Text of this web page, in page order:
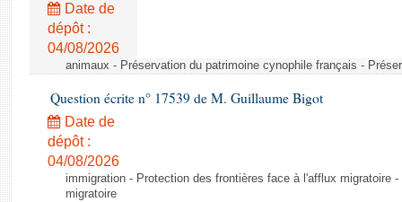
Date de
dépôt :
04/08/2026
animaux - Préservation du patrimoine cynophile français -
Question écrite n° 17539 de M. Guillaume Bigot
Date de
dépôt :
04/08/2026
immigration - Protection des frontières face à l'afflux migratoire
migratoire